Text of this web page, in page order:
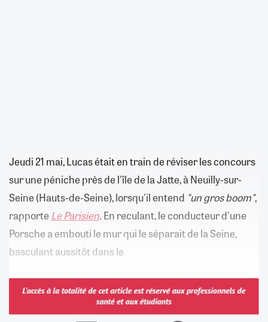
Jeudi 21 mai, Lucas était en train de réviser les concours
sur une péniche près de l'île de la Jatte, à Neuilly-sur-
Seine (Hauts-de-Seine), lorsqu'il entend "un gros boom",
rapporte Le Parisien. En reculant, le conducteur d'une
Porsche a embouti le mur qui le séparait de la Seine,
basculant aussitôt dans le